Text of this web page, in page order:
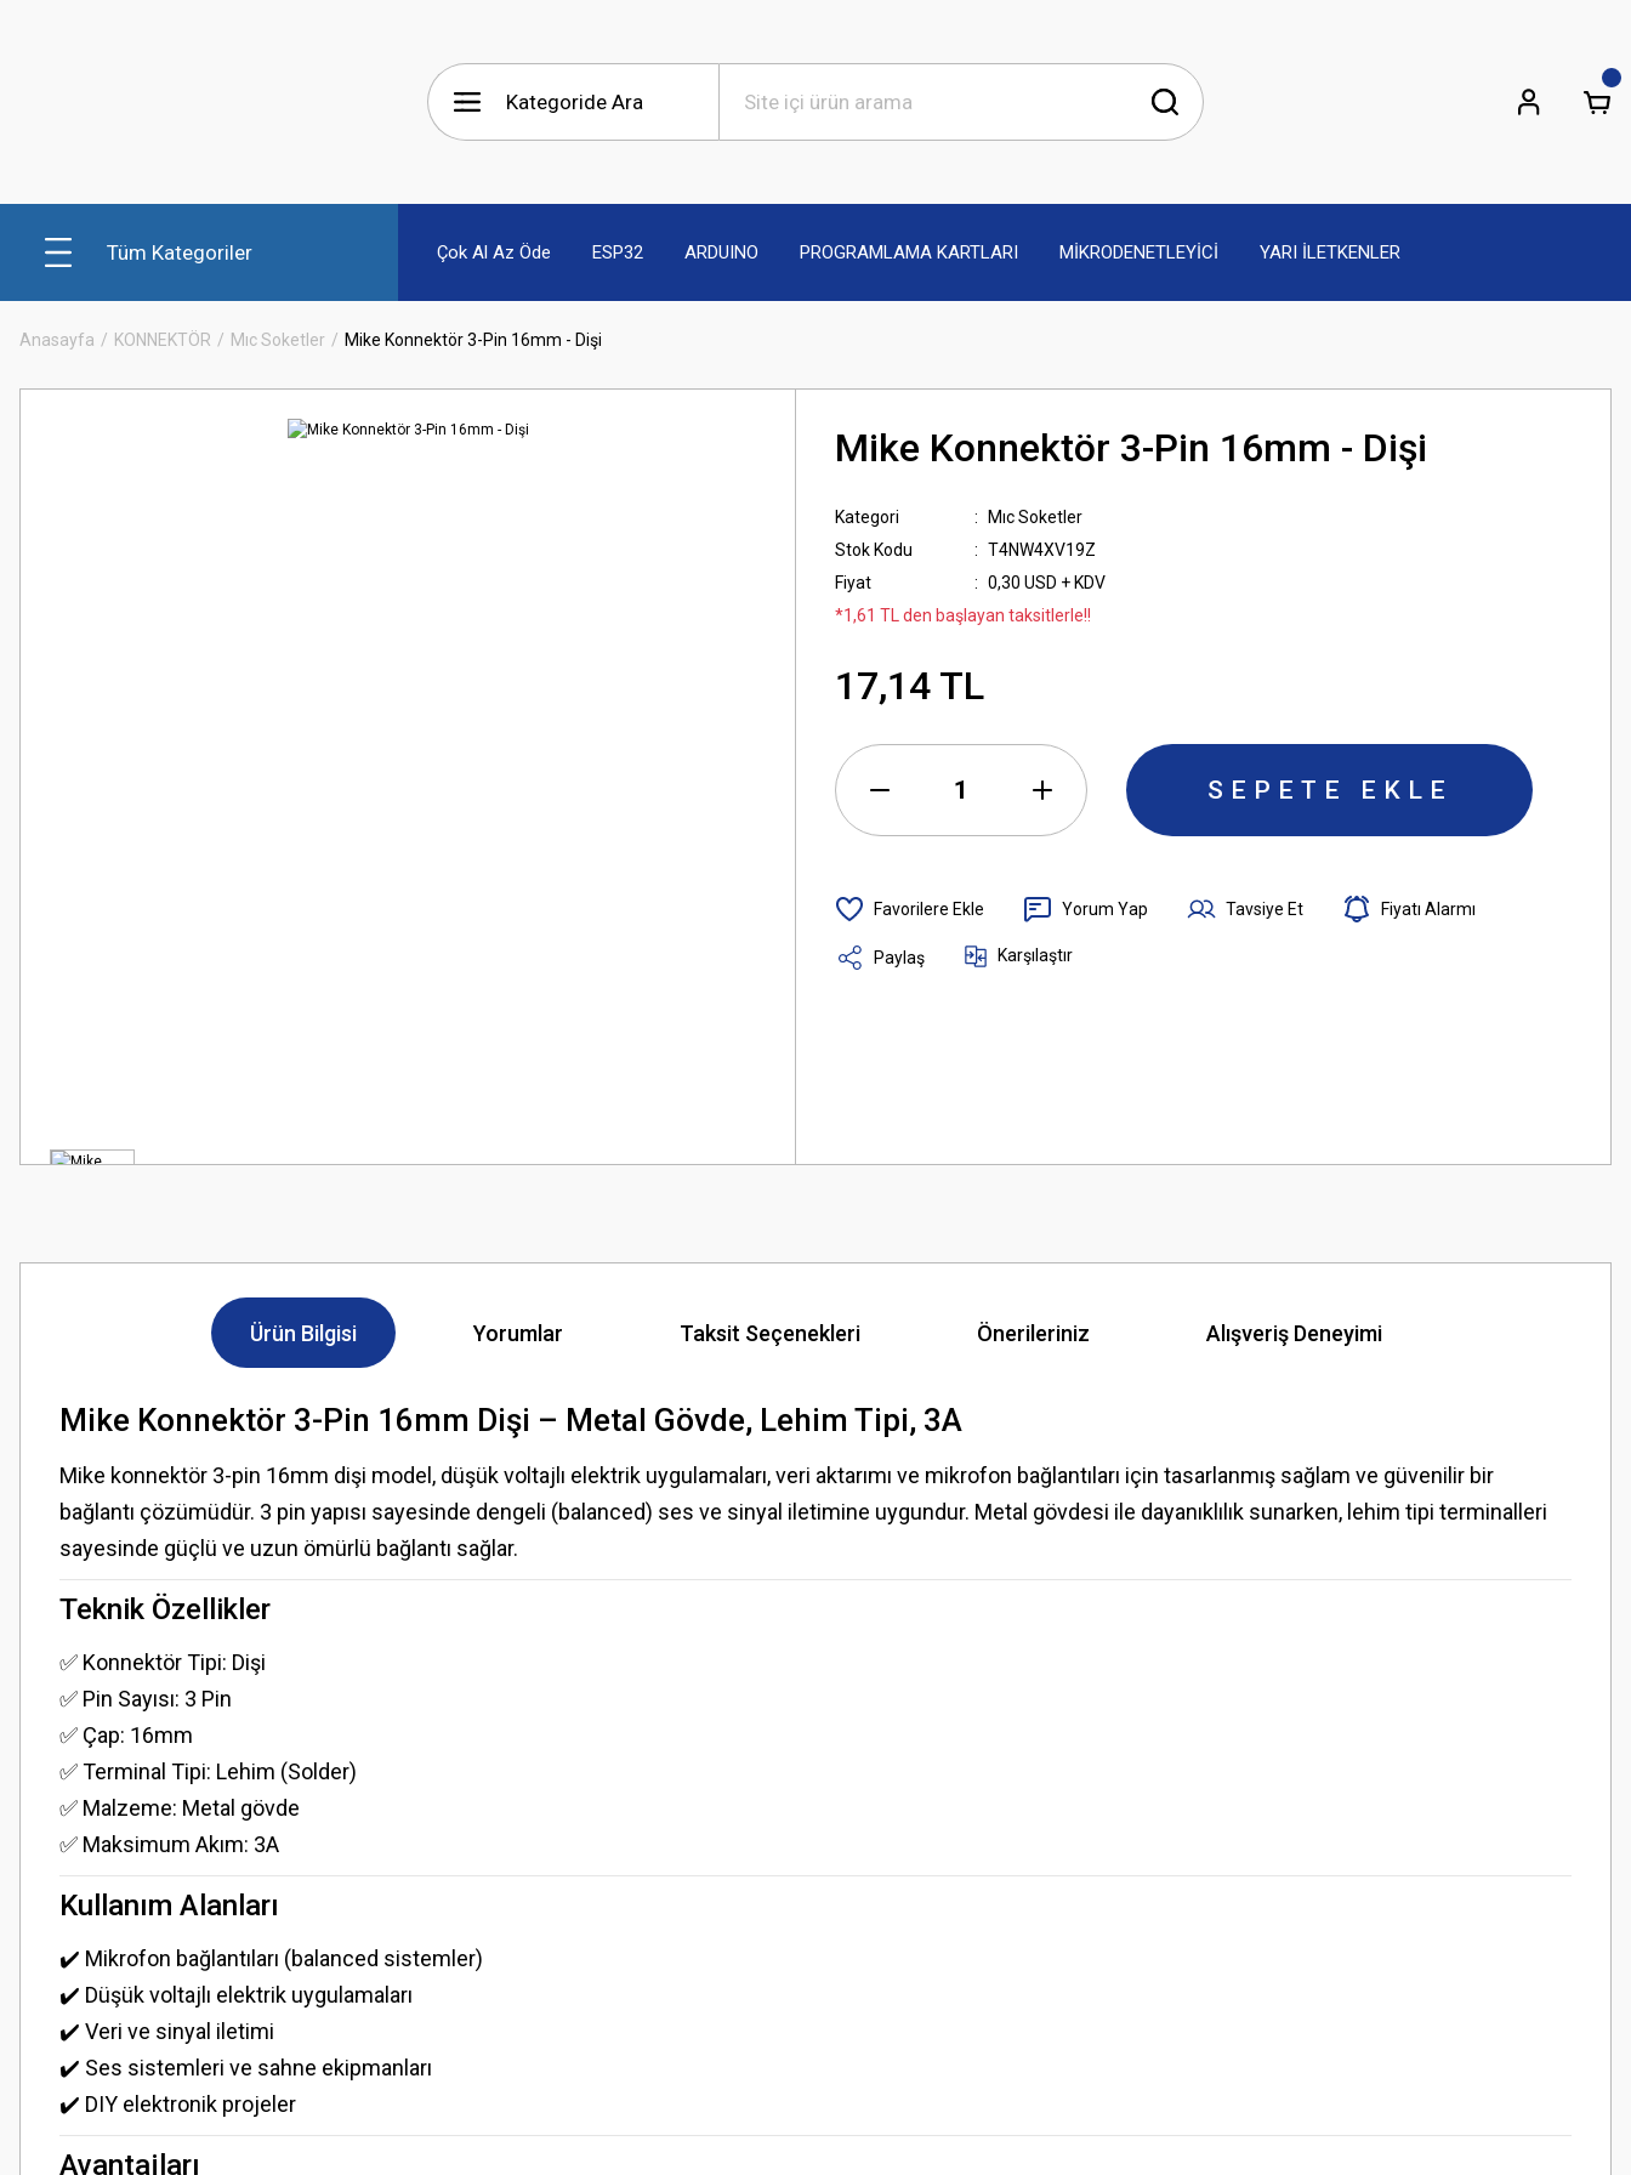
Tüm Kategoriler Çok Al Az Öde ESP32 ARDUINO PROGRAMLAMA KARTLARI MİKRODENETLEYİCİ YARI İLETKENLER
Anasayfa KONNEKTÖR Mıc Soketler Mike Konnektör 3-Pin 16mm - Dişi
Mike Konnektör 3-Pin 16mm - Dişi
Kategori
Mıc Soketler
Stok Kodu
T4NW4XV19Z
Fiyat
0,30 USD + KDV
*1,61 TL den başlayan taksitlerle!!
17,14 TL
SEPETE EKLE
Yorum Yap Tavsiye Et Fiyatı Alarmı
Paylaş Karşılaştır
Ürün Bilgisi Yorumlar Taksit Seçenekleri Önerileriniz Alışveriş Deneyimi
Mike Konnektör 3-Pin 16mm Dişi – Metal Gövde, Lehim Tipi, 3A
Mike konnektör 3-pin 16mm dişi model, düşük voltajlı elektrik uygulamaları, veri aktarımı ve mikrofon bağlantıları için tasarlanmış sağlam ve güvenilir bir
bağlantı çözümüdür. 3 pin yapısı sayesinde dengeli (balanced) ses ve sinyal iletimine uygundur. Metal gövdesi ile dayanıklılık sunarken, lehim tipi terminalleri
sayesinde güçlü ve uzun ömürlü bağlantı sağlar.
Teknik Özellikler
✅ Konnektör Tipi: Dişi
✅ Pin Sayısı: 3 Pin
✅ Çap: 16mm
✅ Terminal Tipi: Lehim (Solder)
✅ Malzeme: Metal gövde
✅ Maksimum Akım: 3A
Kullanım Alanları
✔️ Mikrofon bağlantıları (balanced sistemler)
✔️ Düşük voltajlı elektrik uygulamaları
✔️ Veri ve sinyal iletimi
✔️ Ses sistemleri ve sahne ekipmanları
✔️ DIY elektronik projeler
Avantajları